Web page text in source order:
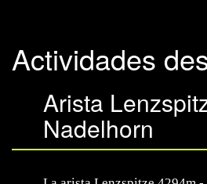
Actividades
Arista
Nadelhorn